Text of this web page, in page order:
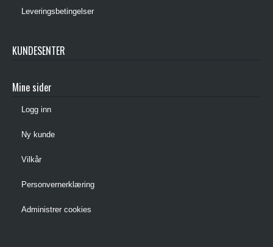
Leveringsbetingelser
KUNDESENTER
Mine sider
Logg inn
Ny kunde
Vilkår
Personvernerklæring
Administrer cookies